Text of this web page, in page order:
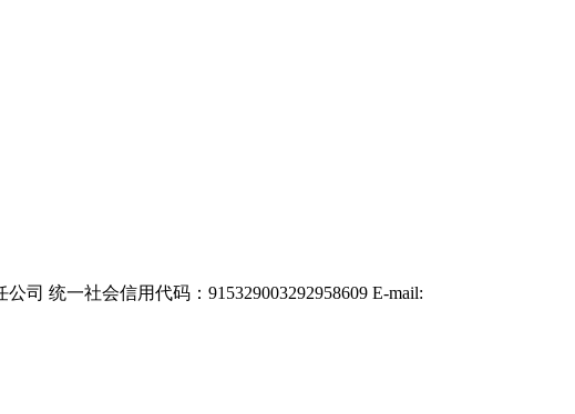
司 统一社会信用代码：915329003292958609 E-mail: